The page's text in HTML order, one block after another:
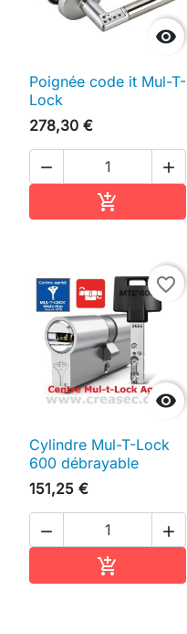

Poignée code it Mul-T-
Lock
278,30 €
 


favorite_border
Cylindre Mul-T-Lock
600 débrayable
151,25 €
 
